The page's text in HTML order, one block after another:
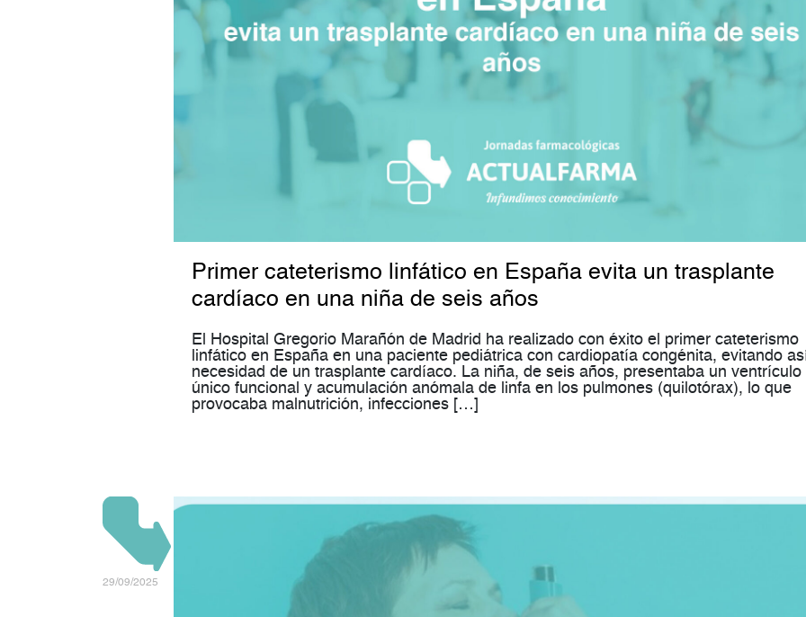
Primer cateterismo linfático en España evita un trasplante
cardíaco en una niña de seis años
El Hospital Gregorio Marañón de Madrid ha realizado con éxito el primer cateterismo
linfático en España en una paciente pediátrica con cardiopatía congénita, evitando
necesidad de un trasplante cardíaco. La niña, de seis años, presentaba un ventrículo
único funcional y acumulación anómala de linfa en los pulmones (quilotórax), lo que
provocaba malnutrición, infecciones […]
29/09/2025